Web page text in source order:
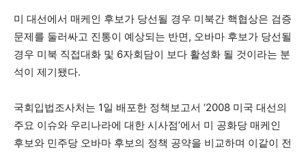
미 대선에서 매케인 후보가 당선될 경우 미북간 핵협상은 검증
문제를 둘러싸고 진통이 예상되는 반면, 오바마 후보가 당선될
경우 미북 직접대화 및 6자회담이 보다 활성화 될 것이라는 분
석이 제기됐다.
국회입법조사처는 1일 배포한 정책보고서 ‘2008 미국 대선의
주요 이슈와 우리나라에 대한 시사점’에서 미 공화당 매케인
후보와 민주당 오바마 후보의 정책 공약을 비교하며 이같이 전